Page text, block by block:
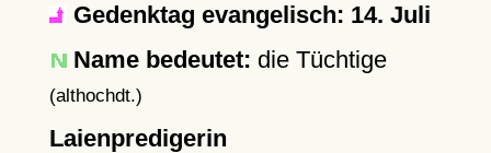
Gedenktag evangelisch: 14. Juli
Name bedeutet: die Tüchtige
(althochdt.)
Laienpredigerin